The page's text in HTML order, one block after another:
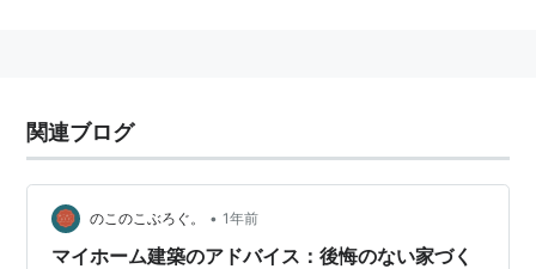
関連ブログ
のこのこぶろぐ。 • 1年前
マイホーム建築のアドバイス：後悔のない家づく